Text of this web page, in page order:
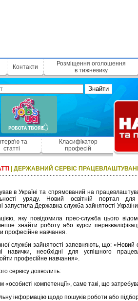
Знайти
Контакти
Розміщення оголошення
в тижневику
та
статті
Класифікатор
професій
ДЕРЖАВНИЙ СЕРВІС
в Україні та спрямований на
уряду. Новий освітній портал
запустила Державна служба зайнятості
яку повідомила прес-служба цього
знайти роботу або курси
професійне навчання.
служби зайнятості запевняють, що: «Новий
навички, необхідні для успішного
професійне навчання».
сервісу дозволить:
«особисті компетенції», саме такі, що
інформацію щодо пошуків роботи або